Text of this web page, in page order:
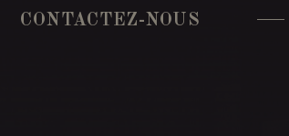
CONTACTEZ-NOUS